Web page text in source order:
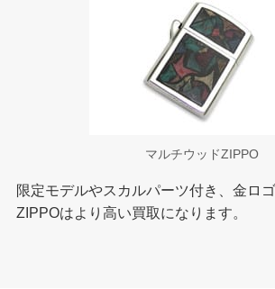
マルチウッドZIPPO
限定モデルやスカルパーツ付き、金ロ
ZIPPOはより高い買取になります。